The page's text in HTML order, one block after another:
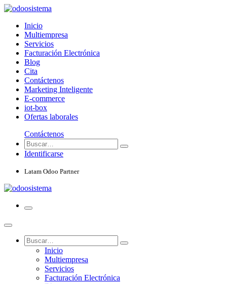
Inicio
Multiempresa
Servicios
Facturación Electrónica
Blog
Cita
Contáctenos
Marketing Inteligente
E-commerce
iot-box
Ofertas laborales
Contáctenos
Identificarse
Latam Odoo Partner
Inicio
Multiempresa
Servicios
Facturación Electrónica